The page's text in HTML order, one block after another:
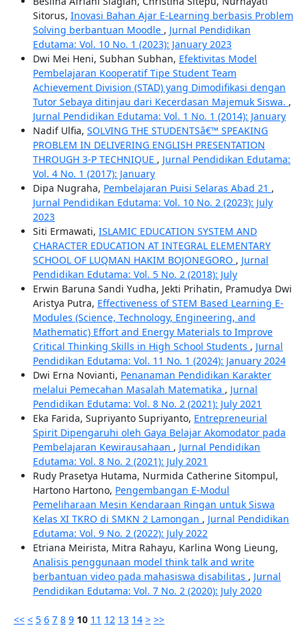
Sitorus, Inovasi Bahan Ajar E-Learning berbasis Problem
Solving berbantuan Moodle , Jurnal Pendidikan
Edutama: Vol. 10 No. 1 (2023): January 2023
Dwi Mei Heni, Subhan Subhan, Efektivitas Model
Pembelajaran Kooperatif Tipe Student Team
Achievement Division (STAD) yang Dimodifikasi dengan
Tutor Sebaya ditinjau dari Kecerdasan Majemuk Siswa. ,
Jurnal Pendidikan Edutama: Vol. 1 No. 1 (2014): January
Nadif Ulfia, SOLVING THE STUDENTSâ€™ SPEAKING
PROBLEM IN DELIVERING ENGLISH PRESENTATION
THROUGH 3-P TECHNIQUE , Jurnal Pendidikan Edutama:
Vol. 4 No. 1 (2017): January
Dipa Nugraha, Pembelajaran Puisi Selaras Abad 21 ,
Jurnal Pendidikan Edutama: Vol. 10 No. 2 (2023): July
2023
Siti Ermawati, ISLAMIC EDUCATION SYSTEM AND
CHARACTER EDUCATION AT INTEGRAL ELEMENTARY
SCHOOL OF LUQMAN HAKIM BOJONEGORO , Jurnal
Pendidikan Edutama: Vol. 5 No. 2 (2018): July
Erwin Baruna Sandi Yudha, Jekti Prihatin, Pramudya Dwi
Aristya Putra, Effectiveness of STEM Based Learning E-
Modules (Science, Technology, Engineering, and
Mathematic) Effort and Energy Materials to Improve
Critical Thinking Skills in High School Students , Jurnal
Pendidikan Edutama: Vol. 11 No. 1 (2024): January 2024
Dwi Erna Novianti, Penanaman Pendidikan Karakter
melalui Pemecahan Masalah Matematika , Jurnal
Pendidikan Edutama: Vol. 8 No. 2 (2021): July 2021
Eka Farida, Supriyanto Supriyanto, Entrepreneurial
Spirit Dipengaruhi oleh Gaya Belajar Akomodator pada
Pembelajaran Kewirausahaan , Jurnal Pendidikan
Edutama: Vol. 8 No. 2 (2021): July 2021
Rudy Prasetya Hutama, Nurmida Catherine Sitompul,
Hartono Hartono, Pengembangan E-Modul
Pemeliharaan Mesin Kendaraan Ringan untuk Siswa
Kelas XI TKRO di SMKN 2 Lamongan , Jurnal Pendidikan
Edutama: Vol. 9 No. 2 (2022): July 2022
Etriana Meirista, Mitra Rahayu, Karlina Wong Lieung,
Analisis penggunaan model think talk and write
berbantuan video pada mahasiswa disabilitas , Jurnal
Pendidikan Edutama: Vol. 7 No. 2 (2020): July 2020
<< < 5 6 7 8 9 10 11 12 13 14 > >>